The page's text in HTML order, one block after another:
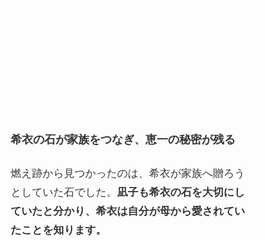
希衣の石が家族をつなぎ、恵一の秘密が残る
燃え跡から見つかったのは、希衣が家族へ贈ろう
としていた石でした。 凪子も希衣の石を大切にし
ていたと分かり、希衣は自分が母から愛されてい
たことを知ります。